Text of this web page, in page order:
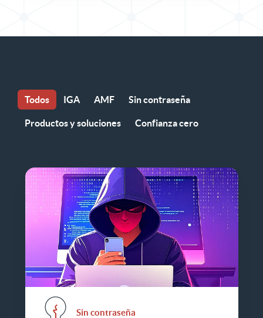
Todos IGA AMF Sin contraseña
Productos y soluciones Confianza cero
Sin contraseña